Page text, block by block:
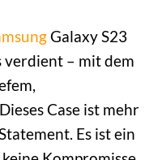
Galaxy S23
verdient – mit dem
Case ist mehr
Es ist ein